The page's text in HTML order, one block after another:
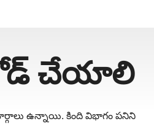
చేయాలి
ఉన్నాయి. కింది విభాగం పనిని